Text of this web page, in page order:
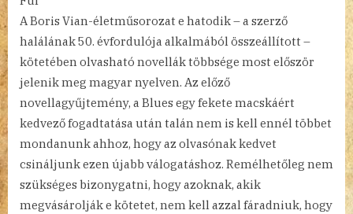
A Boris Vian-életműsorozat e hatodik – a szerző
halálának 50. évfordulója alkalmából összeállított –
kötetében olvasható novellák többsége most először
jelenik meg magyar nyelven. Az előző
novellagyűjtemény, a Blues egy fekete macskáért
kedvező fogadtatása után talán nem is kell ennél többet
mondanunk ahhoz, hogy az olvasónak kedvet
csináljunk ezen újabb válogatáshoz. Remélhetőleg nem
szükséges bizonygatni, hogy azoknak, akik
megvásárolják e kötetet, nem kell azzal fáradniuk, hogy